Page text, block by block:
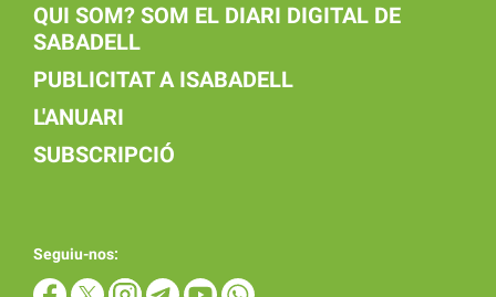
QUI SOM? SOM EL DIARI DIGITAL DE
SABADELL
PUBLICITAT A ISABADELL
L'ANUARI
SUBSCRIPCIÓ
Seguiu-nos: